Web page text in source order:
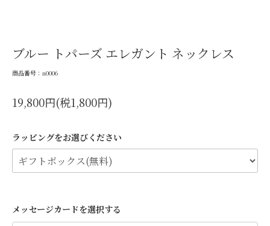
ブルー トパーズ エレガント ネックレス
商品番号：n0006
19,800円(税1,800円)
ラッピングをお選びください
メッセージカードを選択する